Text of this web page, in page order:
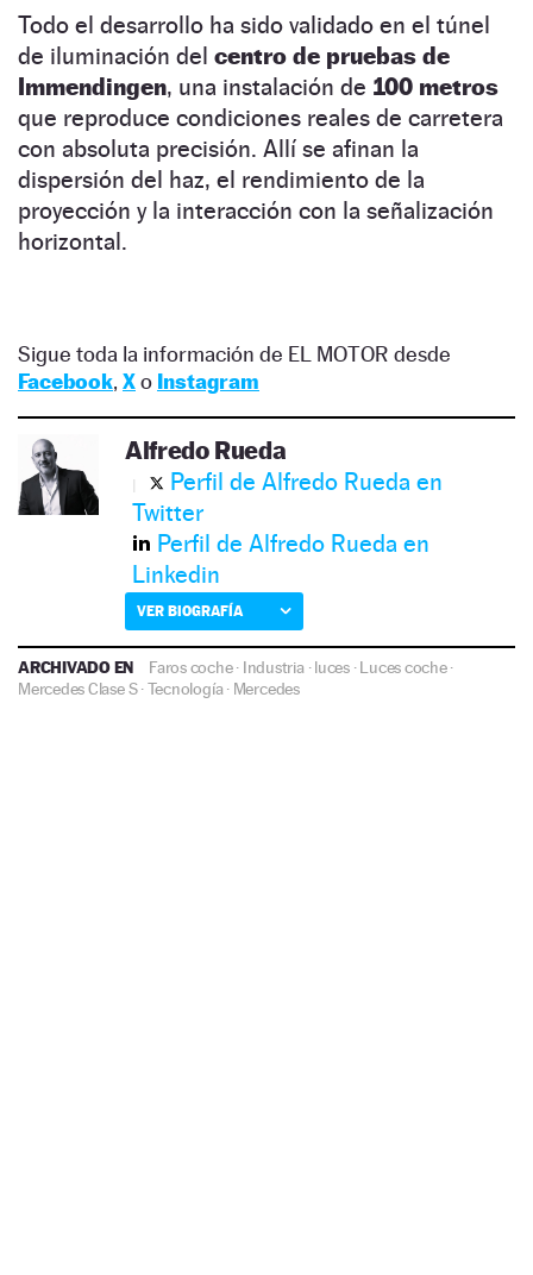
Todo el desarrollo ha sido validado en el túnel
de iluminación del centro de pruebas de
Immendingen, una instalación de 100 metros
que reproduce condiciones reales de carretera
con absoluta precisión. Allí se afinan la
dispersión del haz, el rendimiento de la
proyección y la interacción con la señalización
horizontal.
Sigue toda la información de EL MOTOR desde
Facebook, Xo Instagram
Alfredo Rueda
Perfil de Alfredo Rueda en
Twitter
Perfil de Alfredo Rueda en
Linkedin
VER BIOGRAFÍA
ARCHIVADO EN Faros coche· Industria·luces·Luces coche·
Mercedes Clase S·Tecnología· Mercedes